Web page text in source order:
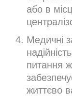
або в
Медичні
питання
життєво